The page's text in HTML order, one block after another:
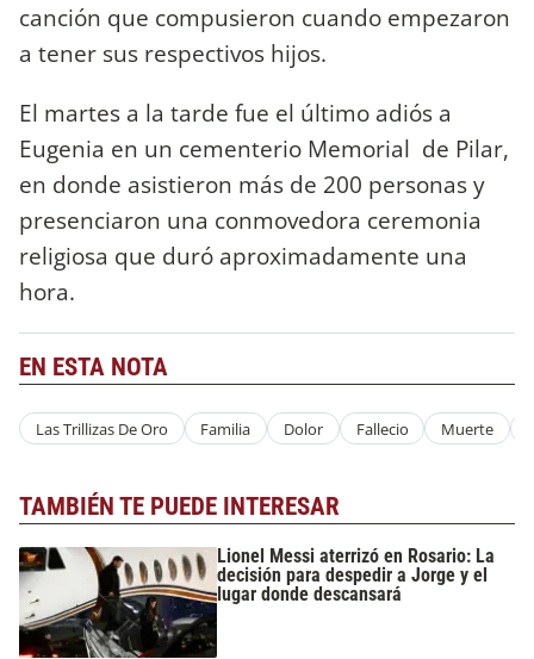
canción que compusieron cuando empezaron
a tener sus respectivos hijos.
El martes a la tarde fue el último adiós a
Eugenia en un cementerio Memorial de Pilar,
en donde asistieron más de 200 personas y
presenciaron una conmovedora ceremonia
religiosa que duró aproximadamente una
hora.
EN ESTA NOTA
Las Trillizas De Oro Familia Dolor Fallecio Muerte
TAMBIÉN TE PUEDE INTERESAR
Lionel Messi aterrizó en Rosario: La
decisión para despedir a Jorge y el
lugar donde descansará